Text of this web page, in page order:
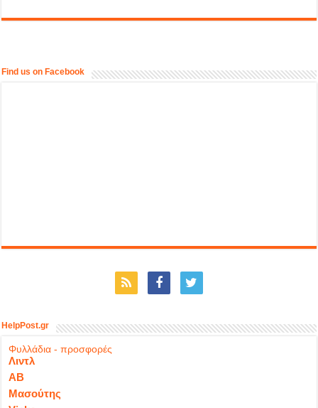
Find us on Facebook
HelpPost.gr
Φυλλάδια - προσφορές
Λιντλ
ΑΒ
Μασούτης